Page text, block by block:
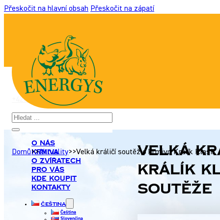
Přeskočit na hlavní obsah Přeskočit na zápatí
+420 517 307 701 info@energyshobby.cz
Hledat
Domů>>Aktuality>>Velká králičí soutěž o krmivo Králík Klasik
O nás
Krmiva
O zvířatech
Pro Vás
Kde koupit
Kontakty
Čeština
Čeština
Slovenčina
Velká
Králík
soutěže